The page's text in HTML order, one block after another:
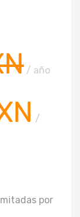
/ año
/
por